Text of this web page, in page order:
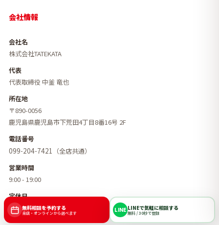
会社情報
会社名
株式会社TATEKATA
代表
代表取締役 中釜 竜也
所在地
〒890-0056
鹿児島県鹿児島市下荒田4丁目8番16号 2F
電話番号
099-204-7421 （全店共通）
営業時間
9:00 - 19:00
定休日
毎週水曜日
無料相談を予約する
来店・オンラインから選べます LINE LINEで気軽に相談する
無料 / 30秒で登録